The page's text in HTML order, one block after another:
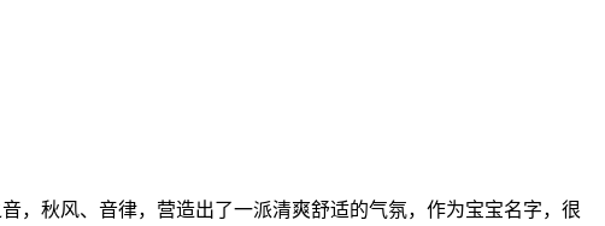
秋风、音律，营造出了一派清爽舒适的气氛，作为宝宝名字，很